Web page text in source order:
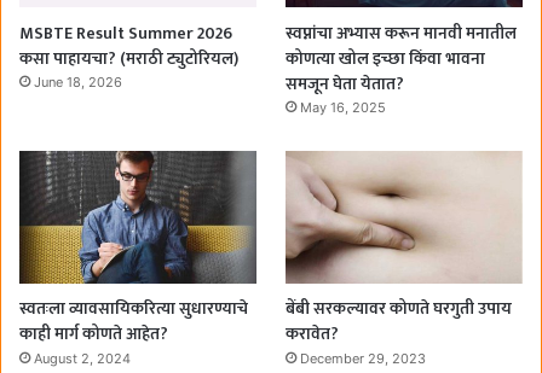
MSBTE Result Summer 2026
कसा पाहायचा? (मराठी ट्युटोरियल)
June 18, 2026
स्वप्नांचा अभ्यास करून मानवी मनातील
कोणत्या खोल इच्छा किंवा भावना
समजून घेता येतात?
May 16, 2025
स्वतःला व्यावसायिकरित्या सुधारण्याचे
काही मार्ग कोणते आहेत?
August 2, 2024
बेंबी सरकल्यावर कोणते घरगुती उपाय
करावेत?
December 29, 2023